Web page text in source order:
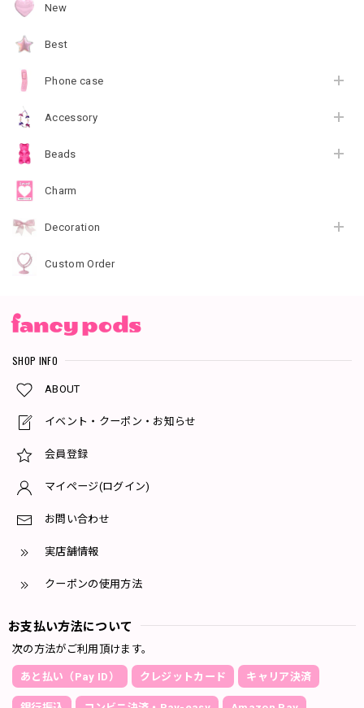
New
Best
Phone case
Accessory
Beads
Charm
Decoration
Custom Order
SHOP INFO
ABOUT
イベント・クーポン・お知らせ
会員登録
マイページ(ログイン)
お問い合わせ
実店舗情報
クーポンの使用方法
お支払い方法について
次の方法がご利用頂けます。
あと払い（Pay ID） クレジットカード キャリア決済